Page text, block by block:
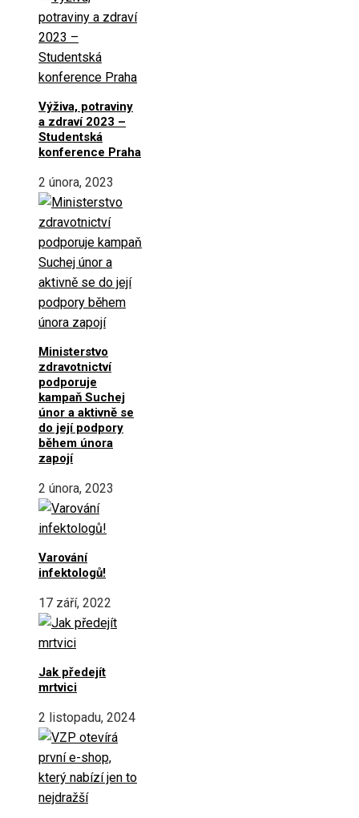
Výživa, potraviny
a zdraví 2023 –
Studentská
konference Praha
2 února, 2023
Ministerstvo
zdravotnictví
podporuje
kampaň Suchej
únor a aktivně se
do její podpory
během února
zapojí
2 února, 2023
Varování
infektologů!
17 září, 2022
Jak předejít
mrtvici
2 listopadu, 2024